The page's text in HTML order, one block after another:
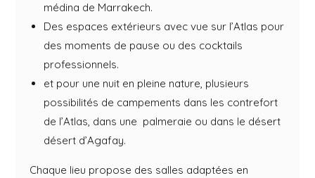
médina de Marrakech.
Des espaces extérieurs avec vue sur l’Atlas pour
des moments de pause ou des cocktails
professionnels.
et pour une nuit en pleine nature, plusieurs
possibilités de campements dans les contrefort
de l’Atlas, dans une palmeraie ou dans le désert
désert d’Agafay.
Chaque lieu propose des salles adaptées en